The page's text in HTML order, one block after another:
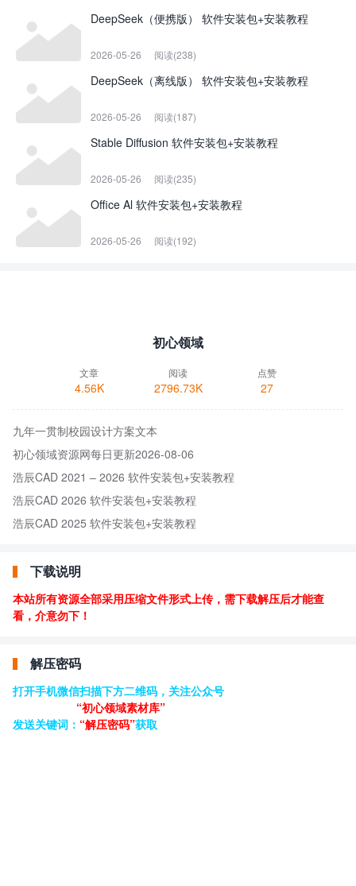
DeepSeek（便携版） 软件安装包+安装教程
2026-05-26 阅读(238)
DeepSeek（离线版） 软件安装包+安装教程
2026-05-26 阅读(187)
Stable Diffusion 软件安装包+安装教程
2026-05-26 阅读(235)
Office Al 软件安装包+安装教程
2026-05-26 阅读(192)
初心领域
文章
4.56K
阅读
2796.73K
点赞
27
九年一贯制校园设计方案文本
初心领域资源网每日更新2026-08-06
浩辰CAD 2021 – 2026 软件安装包+安装教程
浩辰CAD 2026 软件安装包+安装教程
浩辰CAD 2025 软件安装包+安装教程
下载说明
本站所有资源全部采用压缩文件形式上传，需下载解压后才能查
看，介意勿下！
解压密码
打开手机微信扫描下方二维码，关注公众号
“初心领域素材库”
发送关键词： “解压密码”获取